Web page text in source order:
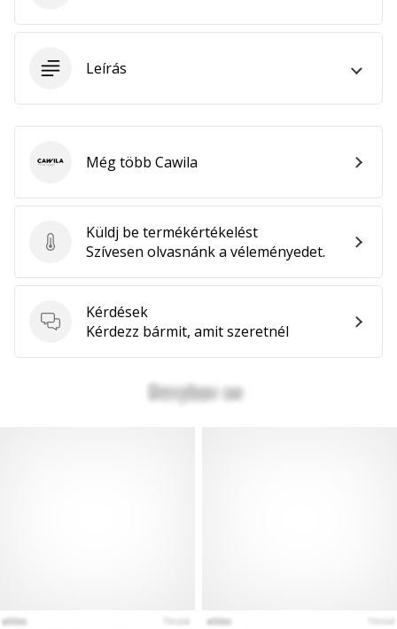
Leírás
Küldj be termékértékelést
Küldj be termékértékelést
Szívesen olvasnánk a véleményedet.
Kérdések
Kérdések
Kérdezz bármit, amit szeretnél
CawilaMég több Cawila